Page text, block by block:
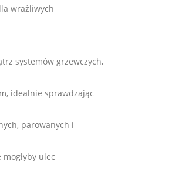
wrażliwych
systemów grzewczych,
idealnie sprawdzając
parowanych i
ulec